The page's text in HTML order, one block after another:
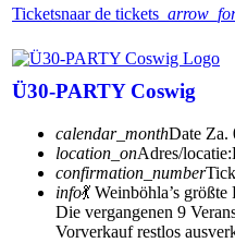
Ticketsnaar de tickets
Ü30-PARTY Coswig
calendar_monthDate Za.
location_onAdres/locatie:
confirmation_number
info💃 Weinböhla’s
Die vergangenen 9
Vorverkauf restlos